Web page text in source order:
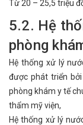
Từ 20 – 25,5 triệu
5.2. Hệ
phòng
Hệ thống xử lý
được phát triển bởi
phòng khám y tế
thẩm mỹ viện,
Hệ thống xử lý